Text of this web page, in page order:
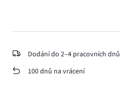
Dodání do 2–4 pracovních dnů
100 dnů na vrácení